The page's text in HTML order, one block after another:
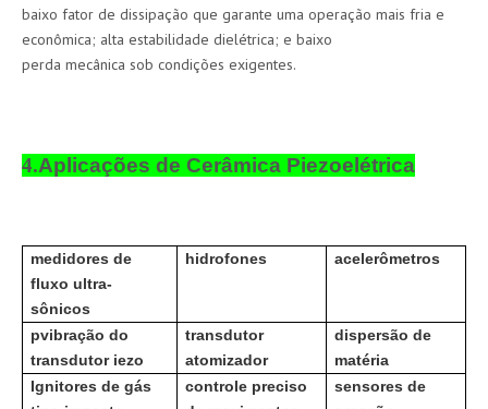
baixo fator de dissipação que garante uma operação mais fria e
econômica; alta estabilidade dielétrica; e baixo
perda mecânica sob condições exigentes.
4.Aplicações de Cerâmica Piezoelétrica
medidores de
fluxo ultra-
sônicos
hidrofones acelerômetros
pvibração do
transdutor iezo
transdutor
atomizador
dispersão de
matéria
Ignitores de gás
controle preciso
sensores de